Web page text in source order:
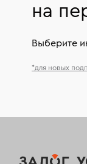
на
Выберите
*для новых